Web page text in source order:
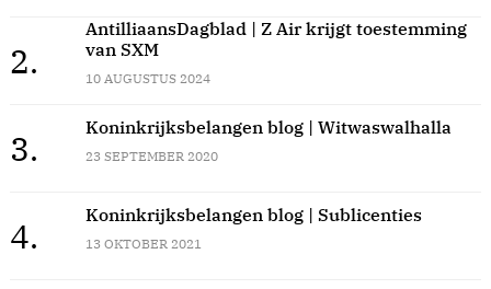
2.
AntilliaansDagblad | Z Air krijgt toestemming
van SXM
10 AUGUSTUS 2024
3.
Koninkrijksbelangen blog | Witwaswalhalla
23 SEPTEMBER 2020
4.
Koninkrijksbelangen blog | Sublicenties
13 OKTOBER 2021